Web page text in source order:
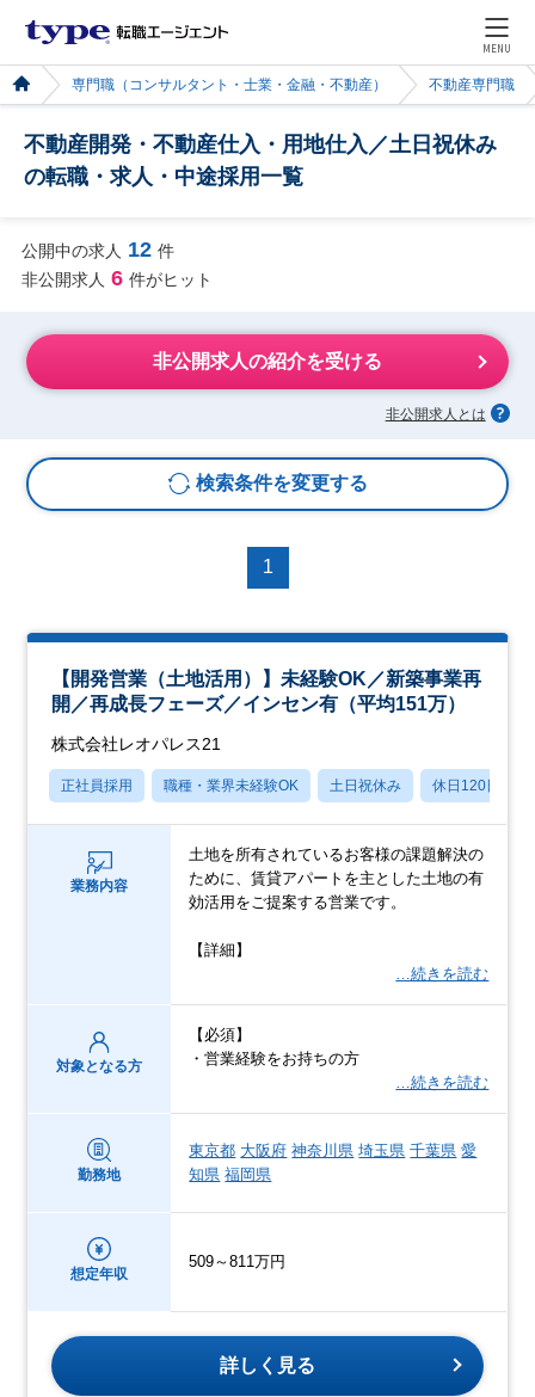
MENU
専門職（コンサルタント・士業・金融・不動産） 不動産専門職
不動産開発・不動産仕入・用地仕入／土日祝休み
の転職・求人・中途採用一覧
公開中の求人 12 件
非公開求人 6 件がヒット
非公開求人の紹介を受ける
非公開求人とは
検索条件を変更する
1
【開発営業（土地活用）】未経験OK／新築事業再
開／再成長フェーズ／インセン有（平均151万）
株式会社レオパレス21
正社員採用 職種・業界未経験OK 土日祝休み 休日120日以上
業務内容
土地を所有されているお客様の課題解決の
ために、賃貸アパートを主とした土地の有
効活用をご提案する営業です。
【詳細】
…続きを読む
対象となる方
【必須】
・営業経験をお持ちの方
…続きを読む
勤務地
東京都 大阪府 神奈川県 埼玉県 千葉県 愛
知県 福岡県
想定年収
509～811万円
詳しく見る